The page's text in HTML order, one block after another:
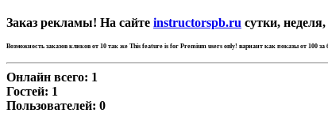
Заказ рекламы! На сайте instructorspb.ru сутки,
Возможность заказов кликов от 10 так же This feature is for Premium users only! вариант как показы от 100 за
Онлайн всего: 1
Гостей: 1
Пользователей: 0